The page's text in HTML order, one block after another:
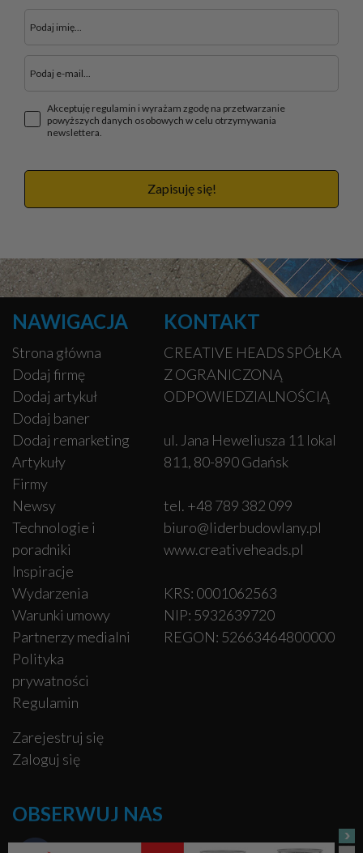
Akceptuję regulamin i wyrażam zgodę na przetwarzanie
powyższych danych osobowych w celu otrzymywania
newslettera.
Zapisuję się!
NAWIGACJA
Strona główna
Dodaj firmę
Dodaj artykuł
Dodaj baner
Dodaj remarketing
Artykuły
Firmy
Newsy
Technologie i
poradniki
Inspiracje
Wydarzenia
Warunki umowy
Partnerzy medialni
Polityka
prywatności
Regulamin
Zarejestruj się
Zaloguj się
KONTAKT
CREATIVE HEADS SPÓŁKA
Z OGRANICZONĄ
ODPOWIEDZIALNOŚCIĄ
ul. Jana Heweliusza 11 lokal
811, 80-890 Gdańsk
tel. +48 789 382 099
biuro@liderbudowlany.pl
www.creativeheads.pl
KRS: 0001062563
NIP: 5932639720
REGON: 52663464800000
OBSERWUJ NAS